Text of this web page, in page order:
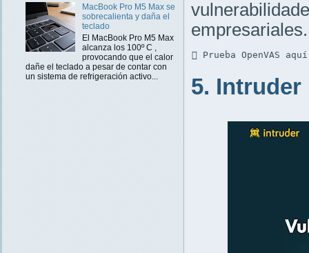
MacBook Pro M5 Max se
sobrecalienta y daña el
teclado
El MacBook Pro M5 Max
alcanza los 100º C ,
provocando que el calor
dañe el teclado a pesar de contar con
un sistema de refrigeración activo...
empresariales.
 Prueba OpenVAS
5. Intruder